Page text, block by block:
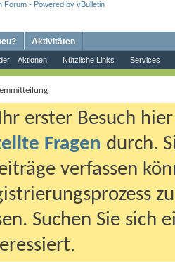
Aktionen Nützliche Links Services
Aktivitäten
erster Besuch
Fragen durch.
verfassen
Suchen Sie sich